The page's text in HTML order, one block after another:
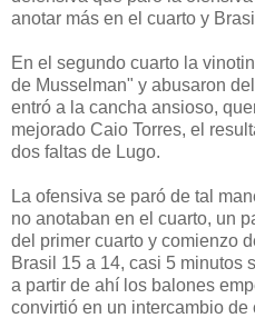
anotar más en el cuarto y
En el segundo cuarto la
de Musselman" y abusaron
entró a la cancha ansioso,
mejorado Caio Torres, el
dos faltas de Lugo.
La ofensiva se paró de tal
no anotaban en el cuarto, un
del primer cuarto y comienzo
Brasil 15 a 14, casi 5 minutos
a partir de ahí los balones
convirtió en un intercambio de